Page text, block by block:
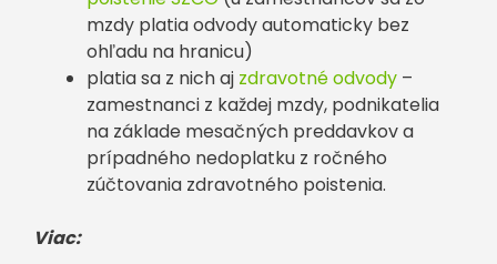
mzdy platia odvody automaticky bez
ohľadu na hranicu)
platia sa z nich aj zdravotné odvody –
zamestnanci z každej mzdy, podnikatelia
na základe mesačných preddavkov a
prípadného nedoplatku z ročného
zúčtovania zdravotného poistenia.
Viac: